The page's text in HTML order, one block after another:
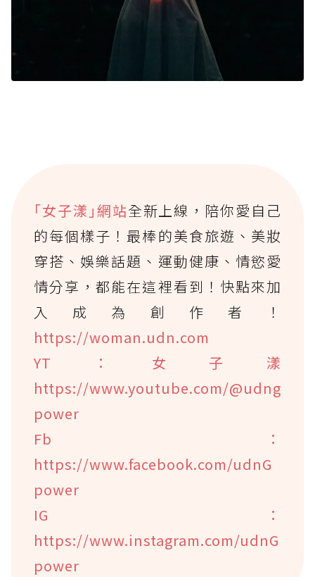
｢女子漾｣網站全新上線，陪你愛自己
的每個樣子！最棒的美食旅遊、美妝
穿搭、娛樂話題、運動健康、情慾愛
情分享，都能在這裡看到！快點來加
入成為創作者！
https://woman.udn.com
YT：女子漾
https://www.youtube.com/@udng
power
Fb：
https://www.facebook.com/udnG
power
IG：
https://www.instagram.com/udnG
power